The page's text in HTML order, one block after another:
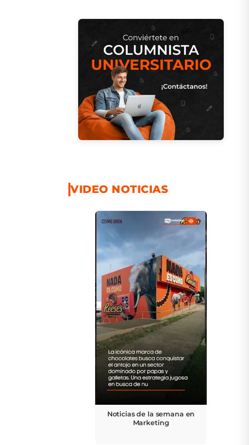
VIDEO NOTICIAS
Noticias de la semana en
Marketing